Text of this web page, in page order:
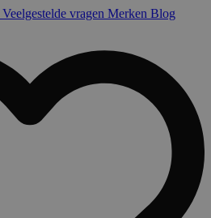
Veelgestelde vragen Merken Blog